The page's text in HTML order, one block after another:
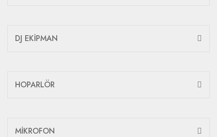
DJ EKİPMAN
HOPARLÖR
MİKROFON